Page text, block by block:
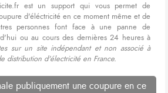
est un support qui vous permet de
d'éléctricité en ce moment même et de
personnes font face à une panne de
ou au cours des dernières 24 heures à
sur un site indépendant et non associé à
distribution d'électricité en France.
publiquement une coupure en ce